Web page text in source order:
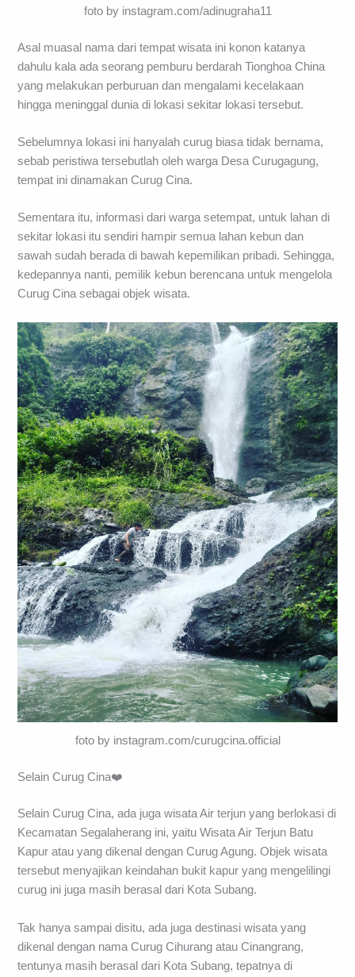
foto by instagram.com/adinugraha11
Asal muasal nama dari tempat wisata ini konon katanya
dahulu kala ada seorang pemburu berdarah Tionghoa China
yang melakukan perburuan dan mengalami kecelakaan
hingga meninggal dunia di lokasi sekitar lokasi tersebut.
Sebelumnya lokasi ini hanyalah curug biasa tidak bernama,
sebab peristiwa tersebutlah oleh warga Desa Curugagung,
tempat ini dinamakan Curug Cina.
Sementara itu, informasi dari warga setempat, untuk lahan di
sekitar lokasi itu sendiri hampir semua lahan kebun dan
sawah sudah berada di bawah kepemilikan pribadi. Sehingga,
kedepannya nanti, pemilik kebun berencana untuk mengelola
Curug Cina sebagai objek wisata.
foto by instagram.com/curugcina.official
Selain Curug Cina❤️
Selain Curug Cina, ada juga wisata Air terjun yang berlokasi di
Kecamatan Segalaherang ini, yaitu Wisata Air Terjun Batu
Kapur atau yang dikenal dengan Curug Agung. Objek wisata
tersebut menyajikan keindahan bukit kapur yang mengelilingi
curug ini juga masih berasal dari Kota Subang.
Tak hanya sampai disitu, ada juga destinasi wisata yang
dikenal dengan nama Curug Cihurang atau Cinangrang,
tentunya masih berasal dari Kota Subang, tepatnya di